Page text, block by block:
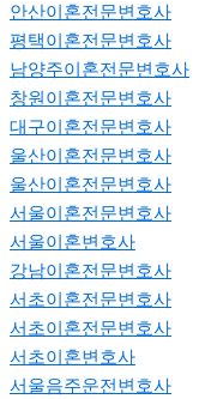
안산이혼전문변호사
평택이혼전문변호사
남양주이혼전문변호사
창원이혼전문변호사
대구이혼전문변호사
울산이혼전문변호사
울산이혼전문변호사
서울이혼전문변호사
서울이혼변호사
강남이혼전문변호사
서초이혼전문변호사
서초이혼전문변호사
서초이혼변호사
서울음주운전변호사